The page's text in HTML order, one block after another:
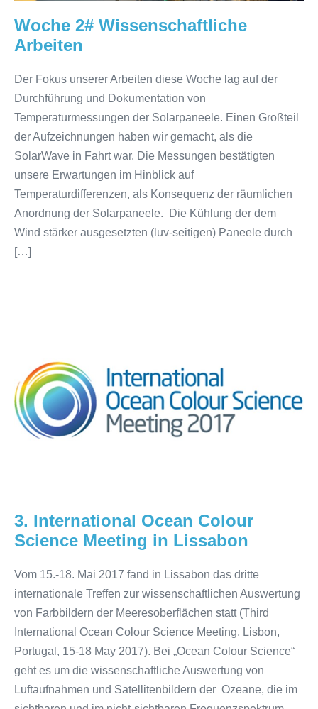
Woche 2# Wissenschaftliche
Arbeiten
Der Fokus unserer Arbeiten diese Woche lag auf der
Durchführung und Dokumentation von
Temperaturmessungen der Solarpaneele. Einen Großteil
der Aufzeichnungen haben wir gemacht, als die
SolarWave in Fahrt war. Die Messungen bestätigten
unsere Erwartungen im Hinblick auf
Temperaturdifferenzen, als Konsequenz der räumlichen
Anordnung der Solarpaneele. Die Kühlung der dem
Wind stärker ausgesetzten (luv-seitigen) Paneele durch
[…]
Colour
Science
Meeting
in
3. International Ocean Colour
Science Meeting in Lissabon
Vom 15.-18. Mai 2017 fand in Lissabon das dritte
internationale Treffen zur wissenschaftlichen Auswertung
von Farbbildern der Meeresoberflächen statt (Third
International Ocean Colour Science Meeting, Lisbon,
Portugal, 15-18 May 2017). Bei „Ocean Colour Science“
geht es um die wissenschaftliche Auswertung von
Luftaufnahmen und Satellitenbildern der Ozeane, die im